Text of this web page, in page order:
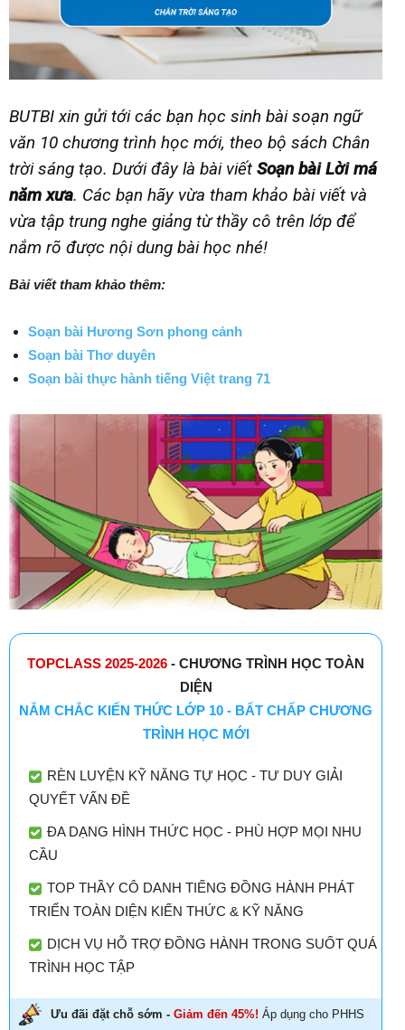
BUTBI xin gửi tới các bạn học sinh bài soạn ngữ
văn 10 chương trình học mới, theo bộ sách Chân
trời sáng tạo. Dưới đây là bài viết Soạn bài Lời má
năm xưa. Các bạn hãy vừa tham khảo bài viết và
vừa tập trung nghe giảng từ thầy cô trên lớp để
nắm rõ được nội dung bài học nhé!
Bài viết tham khảo thêm:
Soạn bài Hương Sơn phong cảnh
Soạn bài Thơ duyên
Soạn bài thực hành tiếng Việt trang 71
TOPCLASS 2025-2026 - CHƯƠNG TRÌNH HỌC TOÀN
DIỆN
NẮM CHẮC KIẾN THỨC LỚP 10 - BẤT CHẤP CHƯƠNG
TRÌNH HỌC MỚI
RÈN LUYỆN KỸ NĂNG TỰ HỌC - TƯ DUY GIẢI
QUYẾT VẤN ĐỀ
ĐA DẠNG HÌNH THỨC HỌC - PHÙ HỢP MỌI NHU
CẦU
TOP THẦY CÔ DANH TIẾNG ĐỒNG HÀNH PHÁT
TRIỂN TOÀN DIỆN KIẾN THỨC & KỸ NĂNG
DỊCH VỤ HỖ TRỢ ĐỒNG HÀNH TRONG SUỐT QUÁ
TRÌNH HỌC TẬP
Ưu đãi đặt chỗ sớm - Giảm đến 45%! Áp dụng cho PHHS